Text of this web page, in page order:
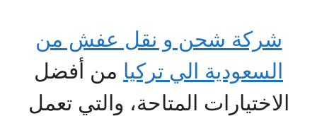
شركة شحن و نقل عفش من
السعودية الي تركيا من أفضل
الاختيارات المتاحة، والتي تعمل